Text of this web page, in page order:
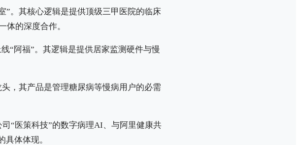
”。其核心逻辑是提供顶级三甲医院的临床
体的深度合作。
“阿福”。其逻辑是提供居家监测硬件与慢
，其产品是管理糖尿病等慢病用户的必需
“医策科技”的数字病理AI、与阿里健康共
体体现。